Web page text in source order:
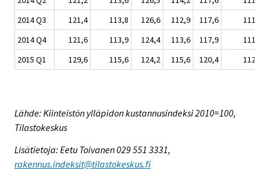
2014 Q3
121,4 113,8 126,6 112,9 117,6
111,2
2014 Q4
121,6 113,9 124,4 113,6 117,9
111,1
2015 Q1
129,6 115,6 124,2 115,6 120,4 112,2
Lähde: Kiinteistön ylläpidon kustannusindeksi 2010=100,
Tilastokeskus
Lisätietoja: Eetu Toivanen 029 551 3331,
rakennus.indeksit@tilastokeskus.fi